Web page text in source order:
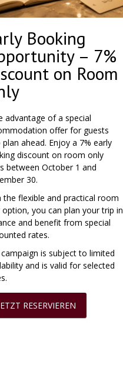
Booking
– 7%
on Room
advantage of a special
offer for guests
ahead. Enjoy a 7% early
discount on room only
between October 1 and
30.
the flexible and practical room
option, you can plan your trip in
and benefit from special
rates.
is subject to limited
and is valid for selected
RESERVIEREN